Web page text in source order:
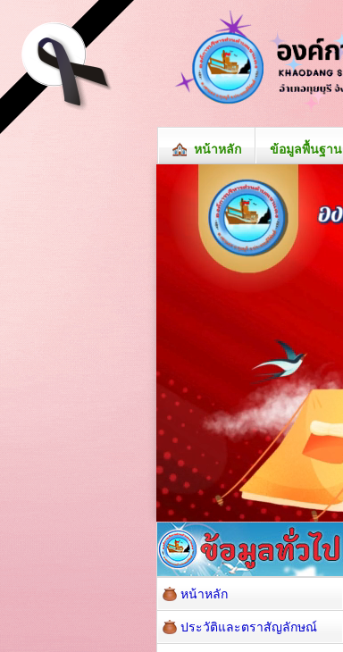
หน้าหลัก ข้อมูลพื้นฐาน
หน้าหลัก
ประวัติและตราสัญลักษณ์